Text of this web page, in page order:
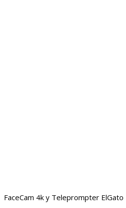
FaceCam 4k y Teleprompter ElGato